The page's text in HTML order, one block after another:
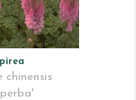
chinensis